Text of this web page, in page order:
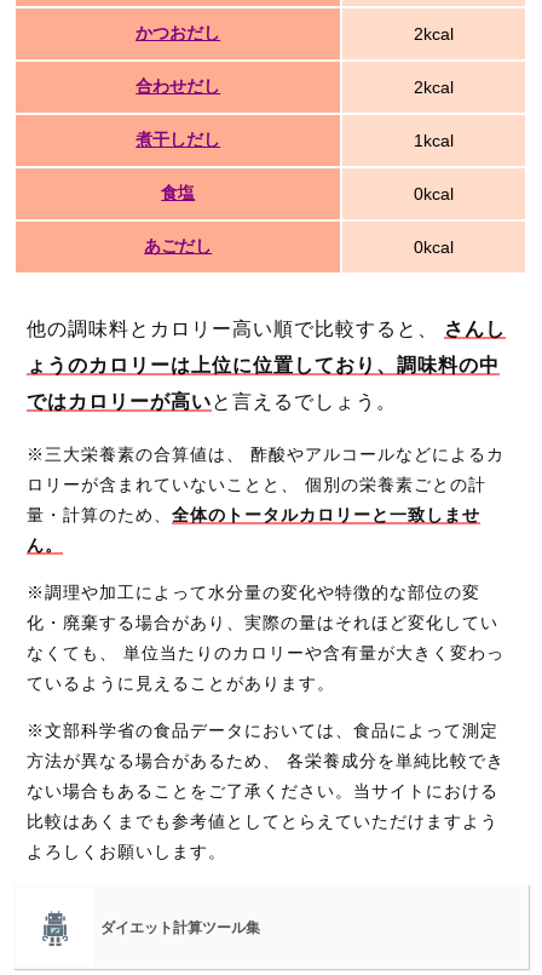
かつおだし 2kcal
合わせだし 2kcal
煮干しだし 1kcal
食塩 0kcal
あごだし 0kcal
他の調味料とカロリー高い順で比較すると、
さんし
ょうのカロリーは上位に位置しており、調味料の中
ではカロリーが高いと言えるでしょう。
※三大栄養素の合算値は、 酢酸やアルコールなどによるカ
ロリーが含まれていないことと、 個別の栄養素ごとの計
量・計算のため、 全体のトータルカロリーと一致しませ
ん。
※調理や加工によって水分量の変化や特徴的な部位の変
化・廃棄する場合があり、実際の量はそれほど変化してい
なくても、 単位当たりのカロリーや含有量が大きく変わっ
ているように見えることがあります。
※文部科学省の食品データにおいては、食品によって測定
方法が異なる場合があるため、 各栄養成分を単純比較でき
ない場合もあることをご了承ください。当サイトにおける
比較はあくまでも参考値としてとらえていただけますよう
よろしくお願いします。
ダイエット計算ツール集